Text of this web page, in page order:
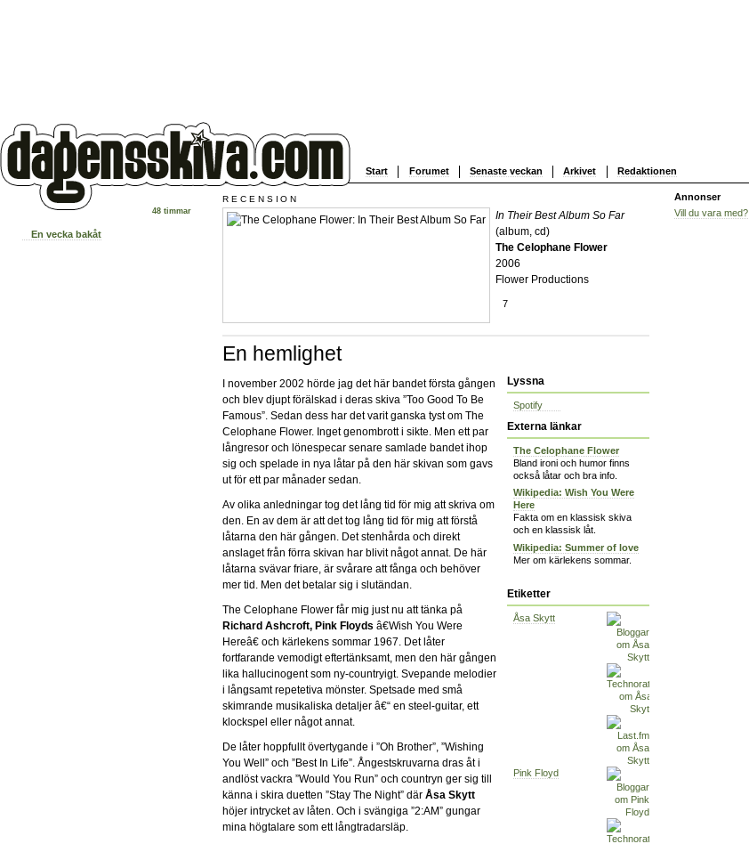
Start Forumet Senaste veckan Arkivet Redaktionen
48 timmar
En vecka bakåt
RECENSION
In Their Best Album So Far
(album, cd)
The Celophane Flower
2006
Flower Productions
7
En hemlighet
Lyssna
Spotify
Externa länkar
The Celophane Flower
Bland ironi och humor finns
också låtar och bra info.
Wikipedia: Wish You Were
Here
Fakta om en klassisk skiva
och en klassisk låt.
Wikipedia: Summer of love
Mer om kärlekens sommar.
Etiketter
Åsa Skytt
Pink Floyd
I november 2002 hörde jag det här bandet första gången
och blev djupt förälskad i deras skiva ”Too Good To Be
Famous”. Sedan dess har det varit ganska tyst om The
Celophane Flower. Inget genombrott i sikte. Men ett par
långresor och lönespecar senare samlade bandet ihop
sig och spelade in nya låtar på den här skivan som gavs
ut för ett par månader sedan.
Av olika anledningar tog det lång tid för mig att skriva om
den. En av dem är att det tog lång tid för mig att förstå
låtarna den här gången. Det stenhårda och direkt
anslaget från förra skivan har blivit något annat. De här
låtarna svävar friare, är svårare att fånga och behöver
mer tid. Men det betalar sig i slutändan.
The Celophane Flower får mig just nu att tänka på
Richard Ashcroft, Pink Floyds â€Wish You Were
Hereâ€ och kärlekens sommar 1967. Det låter
fortfarande vemodigt eftertänksamt, men den här gången
lika hallucinogent som ny-countryigt. Svepande melodier
i långsamt repetetiva mönster. Spetsade med små
skimrande musikaliska detaljer â€“ en steel-guitar, ett
klockspel eller något annat.
De låter hoppfullt övertygande i ”Oh Brother”, ”Wishing
You Well” och ”Best In Life”. Ångestskruvarna dras åt i
andlöst vackra ”Would You Run” och countryn ger sig till
känna i skira duetten ”Stay The Night” där Åsa Skytt
höjer intrycket av låten. Och i svängiga ”2:AM” gungar
mina högtalare som ett långtradarsläp.
Annonser
Vill du vara med?